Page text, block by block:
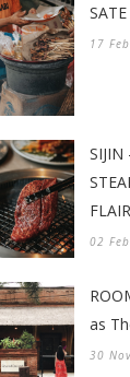
17
SIJIN
FLAIR
02
as
30